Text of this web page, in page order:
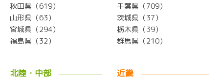
秋田県（619）
山形県（63）
宮城県（294）
福島県（32）
千葉県（709）
茨城県（37）
栃木県（39）
群馬県（210）
北陸・中部 近畿